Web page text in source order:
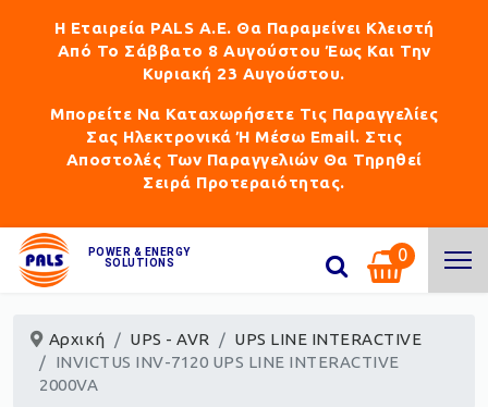
Η Εταιρεία PALS Α.Ε. Θα Παραμείνει Κλειστή
Από Το Σάββατο 8 Αυγούστου Έως Και Την
Κυριακή 23 Αυγούστου.
Μπορείτε Να Καταχωρήσετε Τις Παραγγελίες
Σας Ηλεκτρονικά Ή Μέσω Email. Στις
Αποστολές Των Παραγγελιών Θα Τηρηθεί
Σειρά Προτεραιότητας.
POWER & ENERGY
SOLUTIONS
0
Αρχική UPS - AVR
UPS LINE INTERACTIVE
INVICTUS INV-7120 UPS LINE INTERACTIVE
2000VA